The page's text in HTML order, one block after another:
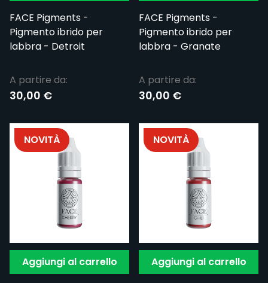
FACE Pigments -
Pigmento ibrido per
labbra - Detroit
A partire da:
30,00 €
FACE Pigments -
Pigmento ibrido per
labbra - Granate
A partire da:
30,00 €
Aggiungi al carrello
NOVITÀ
Aggiungi al carrello
NOVITÀ